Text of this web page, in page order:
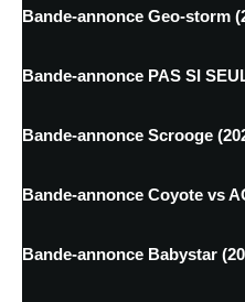
Bande-annonce Geo-storm
Bande-annonce PAS SI
Bande-annonce Scrooge
Bande-annonce Coyote vs
Bande-annonce Babystar